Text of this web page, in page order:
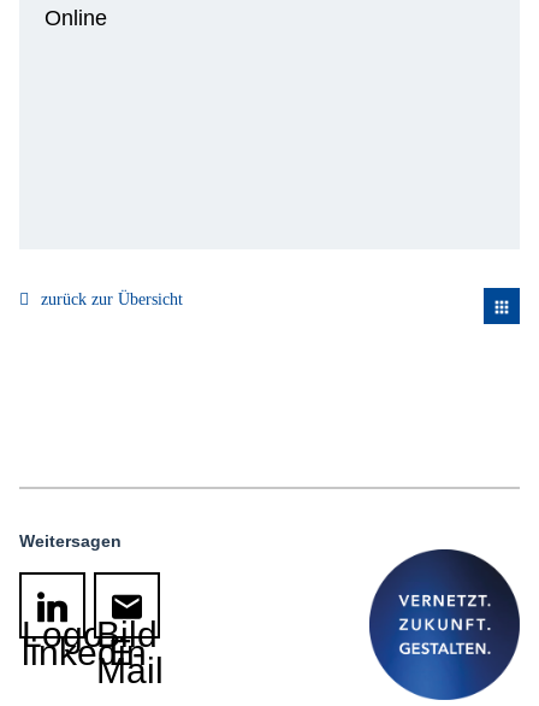
Online
zurück zur Übersicht apps
Weitersagen
Logo
linkedin
Bild
E-
Mail